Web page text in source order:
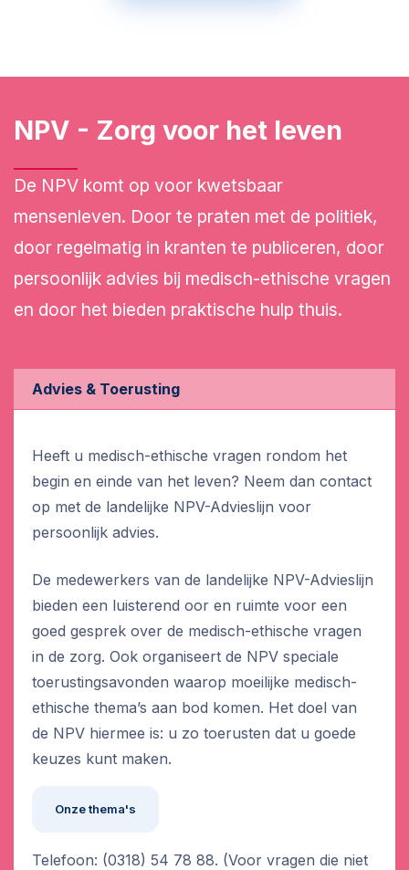
NPV - Zorg voor het leven
De NPV komt op voor kwetsbaar
mensenleven. Door te praten met de politiek,
door regelmatig in kranten te publiceren, door
persoonlijk advies bij medisch-ethische vragen
en door het bieden praktische hulp thuis.
Advies & Toerusting
Heeft u medisch-ethische vragen rondom het
begin en einde van het leven? Neem dan contact
op met de landelijke NPV-Advieslijn voor
persoonlijk advies.
De medewerkers van de landelijke NPV-Advieslijn
bieden een luisterend oor en ruimte voor een
goed gesprek over de medisch-ethische vragen
in de zorg. Ook organiseert de NPV speciale
toerustingsavonden waarop moeilijke medisch-
ethische thema’s aan bod komen. Het doel van
de NPV hiermee is: u zo toerusten dat u goede
keuzes kunt maken.
Onze thema's
Telefoon: (0318) 54 78 88. (Voor vragen die niet